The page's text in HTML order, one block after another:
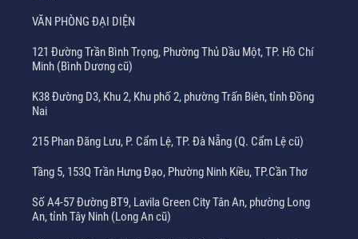
VĂN PHÒNG ĐẠI DIỆN
121 Đường Trần Bình Trọng, Phường Thủ Dầu Một, TP. Hồ Chí
Minh (Bình Dương cũ)
K38 Đường D3, Khu 2, Khu phố 2, phường Trấn Biên, tỉnh Đồng
Nai
215 Phan Đăng Lưu, P. Cẩm Lệ, TP. Đà Nẵng (Q. Cẩm Lệ cũ)
Tầng 5, 153Q Trần Hưng Đạo, Phường Ninh Kiều, TP.Cần Thơ
Số A4-57 Đường BT9, Lavila Green City Tân An, phường Long
An, tỉnh Tây Ninh (Long An cũ)